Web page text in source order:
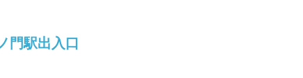
門駅出入口